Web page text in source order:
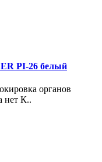
PI-26 белый
органов
нет К..